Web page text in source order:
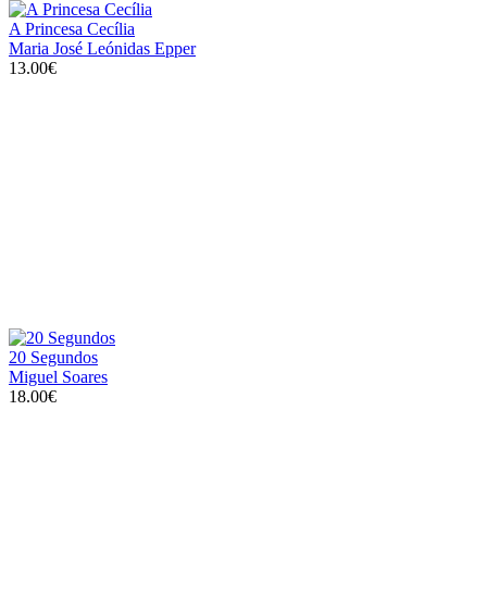
A Princesa Cecília
Maria José Leónidas Epper
13.00€
20 Segundos
Miguel Soares
18.00€